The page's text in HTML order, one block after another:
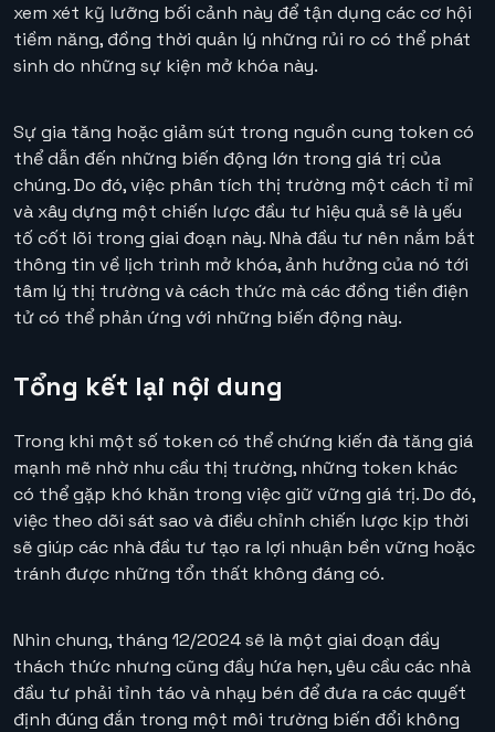
xem xét kỹ lưỡng bối cảnh này để tận dụng các cơ hội
tiềm năng, đồng thời quản lý những rủi ro có thể phát
sinh do những sự kiện mở khóa này.
Sự gia tăng hoặc giảm sút trong nguồn cung token có
thể dẫn đến những biến động lớn trong giá trị của
chúng. Do đó, việc phân tích thị trường một cách tỉ mỉ
và xây dựng một chiến lược đầu tư hiệu quả sẽ là yếu
tố cốt lõi trong giai đoạn này. Nhà đầu tư nên nắm bắt
thông tin về lịch trình mở khóa, ảnh hưởng của nó tới
tâm lý thị trường và cách thức mà các đồng tiền điện
tử có thể phản ứng với những biến động này.
Tổng kết lại nội dung
Trong khi một số token có thể chứng kiến đà tăng giá
mạnh mẽ nhờ nhu cầu thị trường, những token khác
có thể gặp khó khăn trong việc giữ vững giá trị. Do đó,
việc theo dõi sát sao và điều chỉnh chiến lược kịp thời
sẽ giúp các nhà đầu tư tạo ra lợi nhuận bền vững hoặc
tránh được những tổn thất không đáng có.
Nhìn chung, tháng 12/2024 sẽ là một giai đoạn đầy
thách thức nhưng cũng đầy hứa hẹn, yêu cầu các nhà
đầu tư phải tỉnh táo và nhạy bén để đưa ra các quyết
định đúng đắn trong một môi trường biến đổi không